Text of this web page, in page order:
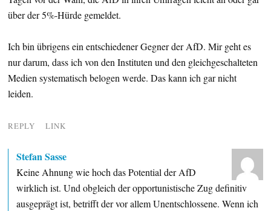
über der 5%-Hürde gemeldet.
Ich bin übrigens ein entschiedener Gegner der AfD. Mir geht es
nur darum, dass ich von den Instituten und den gleichgeschalteten
Medien systematisch belogen werde. Das kann ich gar nicht
leiden.
REPLY LINK
Stefan Sasse
Keine Ahnung wie hoch das Potential der AfD
wirklich ist. Und obgleich der opportunistische Zug definitiv
ausgeprägt ist, betrifft der vor allem Unentschlossene. Wenn ich